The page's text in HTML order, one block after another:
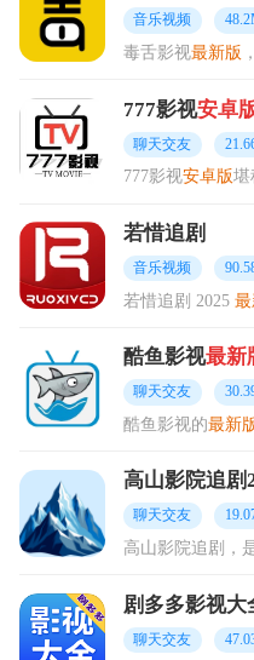
音乐视频
毒舌影视最新版
777影视安卓
聊天交友
777影视安卓版堪称一款
若惜追剧
音乐视频
若惜追剧 2025
酷鱼影视最新
聊天交友
酷鱼影视的最新
高山影院追剧
聊天交友
剧多多影视大
聊天交友